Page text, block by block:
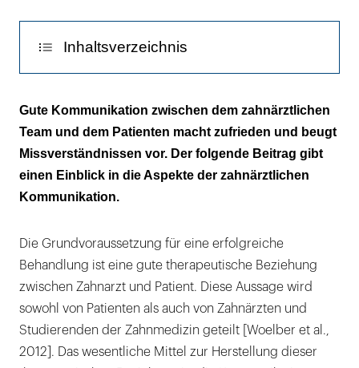
Inhaltsverzeichnis
Die gute Kommunikation
Aufbau des zahnärztlichen Gesprächs
Gesprächsrahmen
Gute Kommunikation zwischen dem zahnärztlichen
Team und dem Patienten macht zufrieden und beugt
Missverständnissen vor. Der folgende Beitrag gibt
einen Einblick in die Aspekte der zahnärztlichen
Kommunikation.
Die Grundvoraussetzung für eine erfolgreiche
Behandlung ist eine gute therapeutische Beziehung
zwischen Zahnarzt und Patient. Diese Aussage wird
sowohl von Patienten als auch von Zahnärzten und
Studierenden der Zahnmedizin geteilt [Woelber et al.,
2012]. Das wesentliche Mittel zur Herstellung dieser